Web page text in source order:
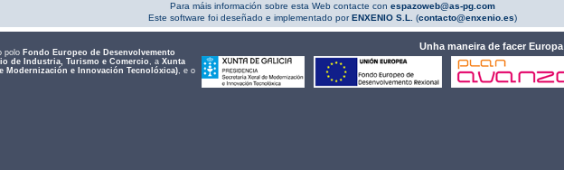
Para máis información sobre esta Web contacte con espazoweb@as-pg.com
Este software foi deseñado e implementado porENXENIO S.L. (contacto@enxenio.es)
polo Fondo Europeo de Desenvolvemento
de Industria, Turismo e Comercio, a Xunta
Modernización e Innovación Tecnolóxica), e o
Unha maneira de facer Europa